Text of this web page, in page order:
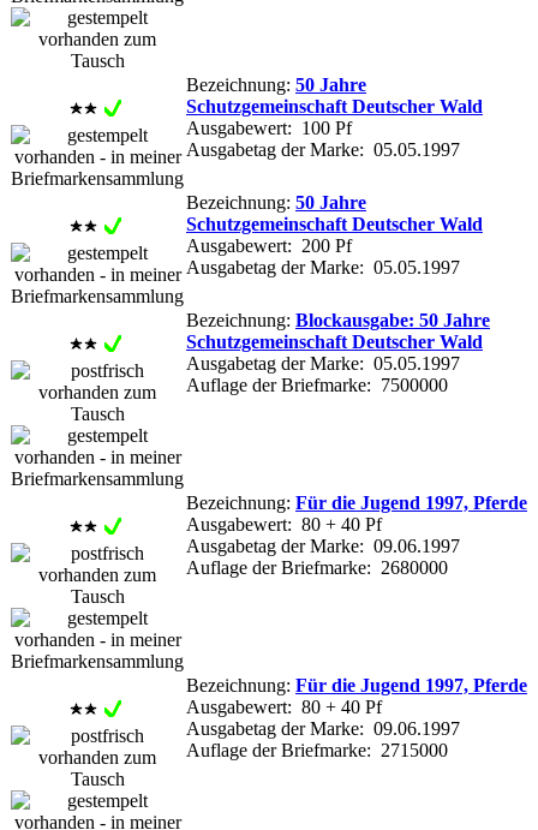
Bezeichnung: 50 Jahre
Schutzgemeinschaft Deutscher Wald
Ausgabewert: 100 Pf
Ausgabetag der Marke: 05.05.1997
Bezeichnung: 50 Jahre
Schutzgemeinschaft Deutscher Wald
Ausgabewert: 200 Pf
Ausgabetag der Marke: 05.05.1997
Bezeichnung: Blockausgabe: 50 Jahre
Schutzgemeinschaft Deutscher Wald
Ausgabetag der Marke: 05.05.1997
Auflage der Briefmarke: 7500000
Bezeichnung: Für die Jugend 1997, Pferde
Ausgabewert: 80 + 40 Pf
Ausgabetag der Marke: 09.06.1997
Auflage der Briefmarke: 2680000
Bezeichnung: Für die Jugend 1997, Pferde
Ausgabewert: 80 + 40 Pf
Ausgabetag der Marke: 09.06.1997
Auflage der Briefmarke: 2715000